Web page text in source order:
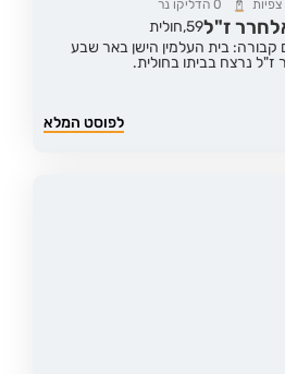
צפיות 0הדליקו נר
ז"ל59, חולית
קבורה: בית העלמין הישן באר שבע
ז"ל נרצח בביתו בחולית.
לפוסט המלא